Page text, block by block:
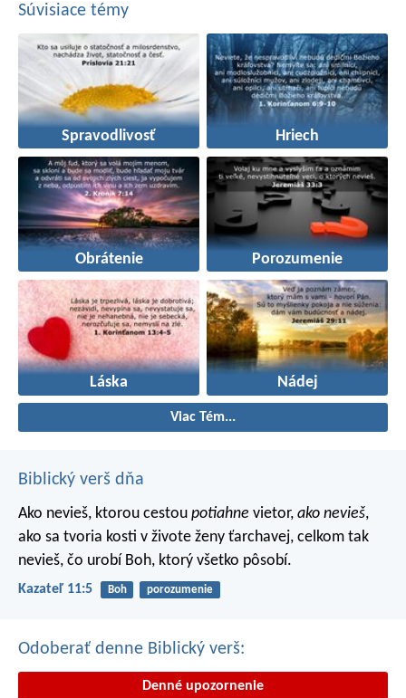
Súvisiace témy
Spravodlivosť Hriech
Obrátenie Porozumenie
Láska Nádej
Viac Tém...
Biblický verš dňa
Ako nevieš, ktorou cestou potiahne vietor, ako nevieš,
ako sa tvoria kosti v živote ženy ťarchavej, celkom tak
nevieš, čo urobí Boh, ktorý všetko pôsobí.
Kazateľ 11:5 Boh porozumenie
Odoberať denne Biblický verš:
Denné upozornenie